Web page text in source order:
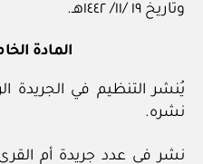
وتاريخ ١٩ /١١/ ١٤٤٢هـ.
المادة
يُنشر التنظيم في الجريدة
نشره.